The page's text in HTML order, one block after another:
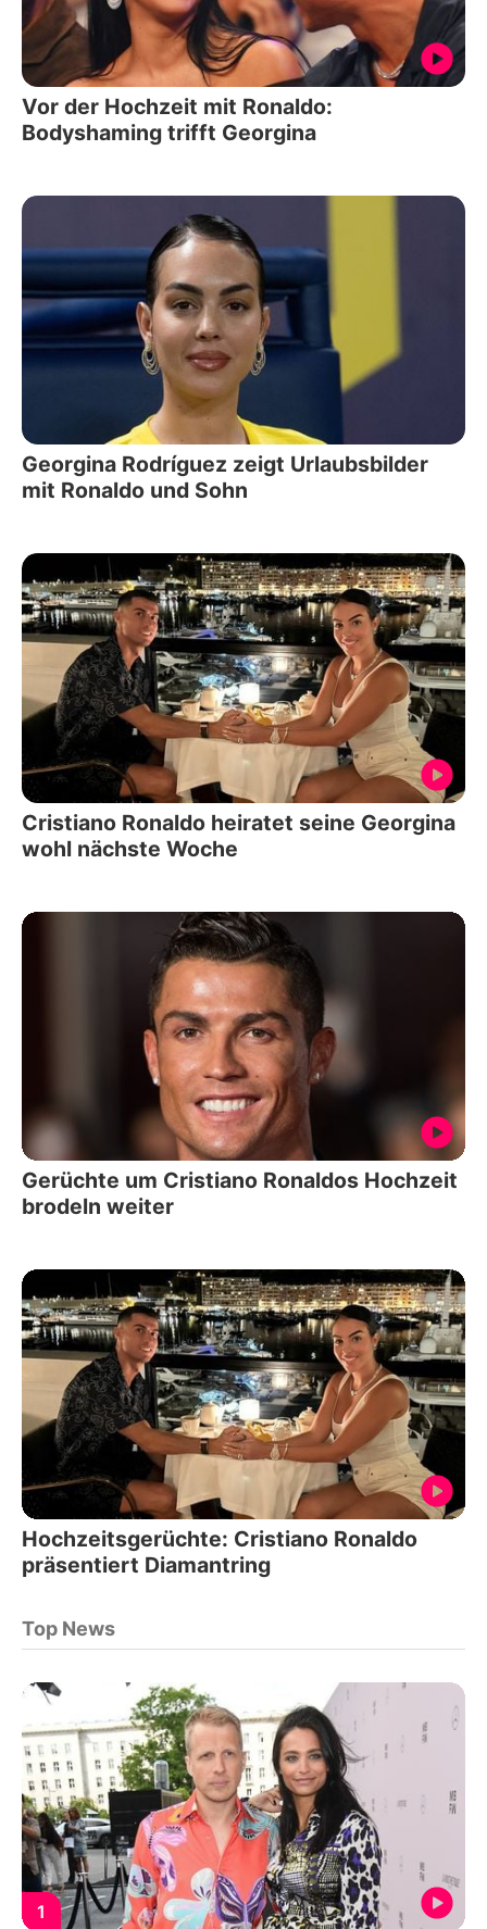
Vor der Hochzeit mit Ronaldo:
Bodyshaming trifft Georgina
Georgina Rodríguez zeigt Urlaubsbilder
mit Ronaldo und Sohn
Cristiano Ronaldo heiratet seine Georgina
wohl nächste Woche
Gerüchte um Cristiano Ronaldos Hochzeit
brodeln weiter
Hochzeitsgerüchte: Cristiano Ronaldo
präsentiert Diamantring
Top News
1